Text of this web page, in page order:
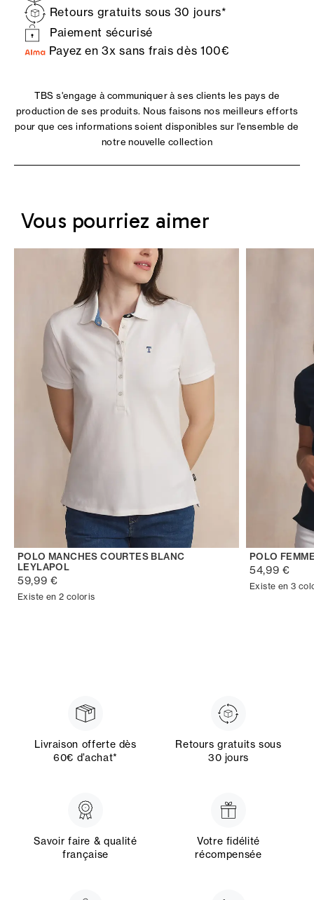
Retours gratuits sous 30 jours*
Paiement sécurisé
Payez en 3x sans frais dès 100€
TBS s'engage à communiquer à ses clients les pays de
production de ses produits. Nous faisons nos meilleurs efforts
pour que ces informations soient disponibles sur l'ensemble de
notre nouvelle collection
Vous pourriez aimer
POLO MANCHES COURTES BLANC
LEYLAPOL
59,99 €
Existe en 2 coloris
POLO
54,99 €
Existe en 3
Livraison offerte dès
60€ d’achat*
Retours gratuits sous
30 jours
Savoir faire & qualité
française
Votre fidélité
récompensée